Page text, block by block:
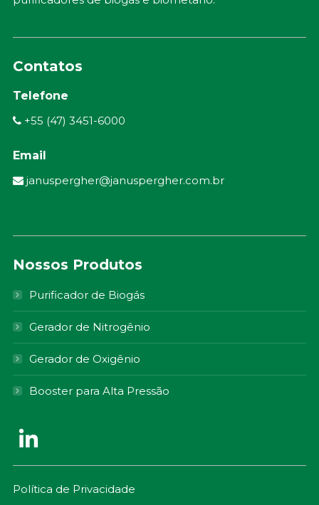
Contatos
Telefone
+55 (47) 3451-6000
Email
januspergher@januspergher.com.br
Nossos Produtos
Purificador de Biogás
Gerador de Nitrogênio
Gerador de Oxigênio
Booster para Alta Pressão
Política de Privacidade